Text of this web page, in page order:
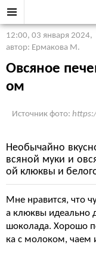
12:00, 03 января 2024,
автор: Ермакова М.
Овсяное
ом
Источник фото:
Необычайно
всяной муки и
ой клюквы и
Мне нравится, что
а клюквы идеально
шоколада. Хорошо
ка с молоком, чаем